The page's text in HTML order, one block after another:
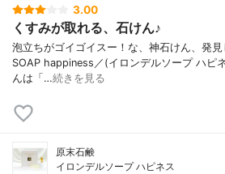
3.00
くすみが取れる、石けん♪
泡立ちがゴイゴイスー！な、神石けん、発見
SOAP happiness／(イロンデルソープ ハピ
んは「…続きを見る
原末石鹸
イロンデルソープ ハピネス